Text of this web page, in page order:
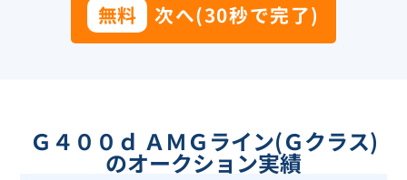
無料 次へ(30秒で完了)
Ｇ４００ｄ ＡＭＧライン(Ｇクラス)
のオークション実績